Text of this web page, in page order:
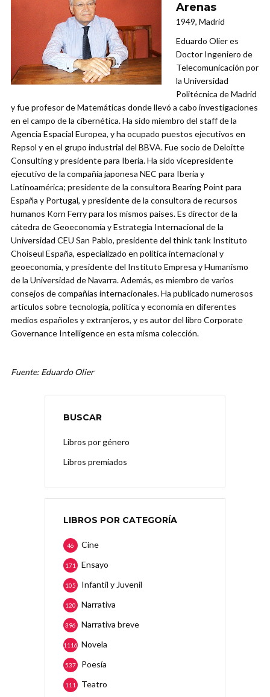
Arenas
1949, Madrid
Eduardo Olier es
Doctor Ingeniero de
Telecomunicación por
la Universidad
Politécnica de Madrid
y fue profesor de Matemáticas donde llevó a cabo investigaciones
en el campo de la cibernética. Ha sido miembro del staff de la
Agencia Espacial Europea, y ha ocupado puestos ejecutivos en
Repsol y en el grupo industrial del BBVA. Fue socio de Deloitte
Consulting y presidente para Iberia. Ha sido vicepresidente
ejecutivo de la compañía japonesa NEC para Iberia y
Latinoamérica; presidente de la consultora Bearing Point para
España y Portugal, y presidente de la consultora de recursos
humanos Korn Ferry para los mismos países. Es director de la
cátedra de Geoeconomía y Estrategia Internacional de la
Universidad CEU San Pablo, presidente del think tank Instituto
Choiseul España, especializado en política internacional y
geoeconomía, y presidente del Instituto Empresa y Humanismo
de la Universidad de Navarra. Además, es miembro de varios
consejos de compañías internacionales. Ha publicado numerosos
artículos sobre tecnología, política y economía en diferentes
medios españoles y extranjeros, y es autor del libro Corporate
Governance Intelligence en esta misma colección.
Fuente: Eduardo Olier
BUSCAR
Libros por género
Libros premiados
LIBROS POR CATEGORÍA
Cine
46
Ensayo
171
Infantil y Juvenil
105
Narrativa
120
Narrativa breve
396
Novela
1116
Poesía
537
Teatro
111